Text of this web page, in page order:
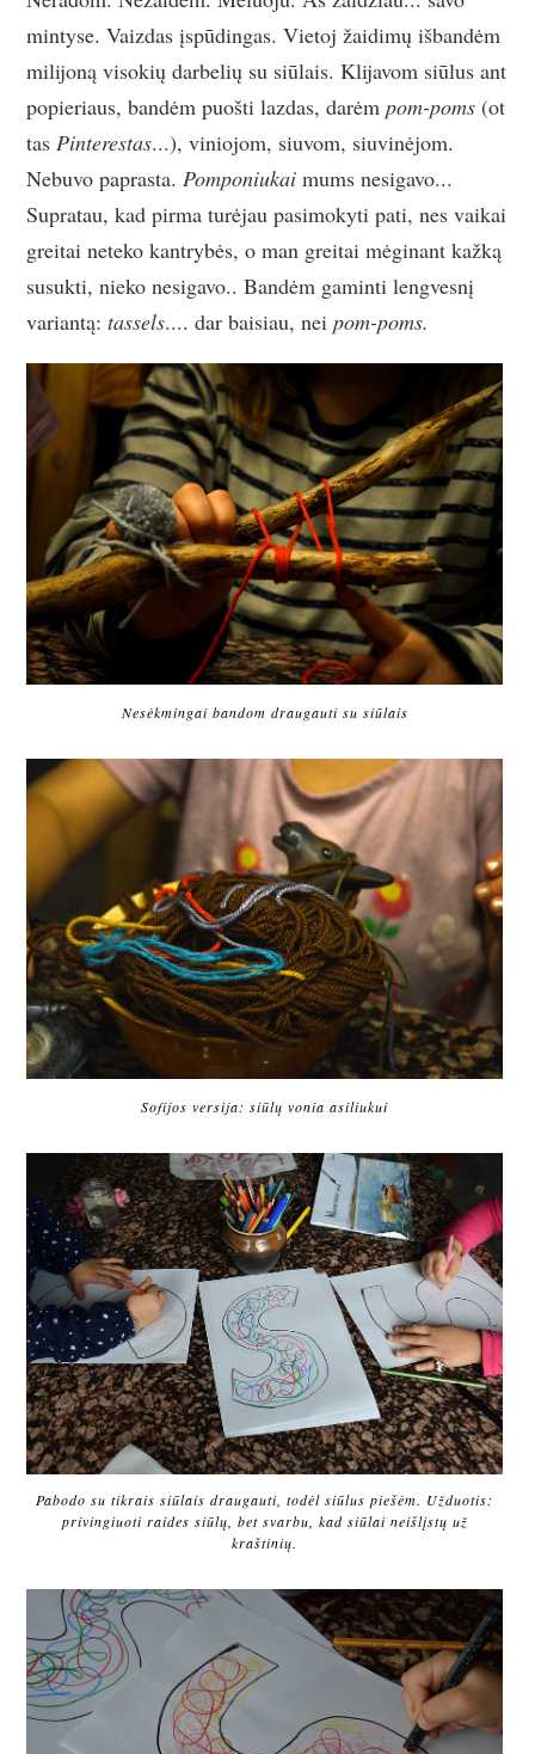
mintyse. Vaizdas įspūdingas. Vietoj žaidimų išbandėm
milijoną visokių darbelių su siūlais. Klijavom siūlus ant
popieriaus, bandėm puošti lazdas, darėmpom-poms (ot
tasPinterestas...), viniojom, siuvom, siuvinėjom.
Nebuvo paprasta.Pomponiukai mums nesigavo...
Supratau, kad pirma turėjau pasimokyti pati, nes vaikai
greitai neteko kantrybės, o man greitai mėginant kažką
susukti, nieko nesigavo.. Bandėm gaminti lengvesnį
variantą:tassels.... dar baisiau, neipom-poms.
Nesėkmingai bandom draugauti su siūlais
Sofijos versija: siūlų vonia asiliukui
Pabodo su tikrais siūlais draugauti, todėl siūlus piešėm. Užduotis:
privingiuoti raides siūlų, bet svarbu, kad siūlai neišlįstų už
kraštinių.